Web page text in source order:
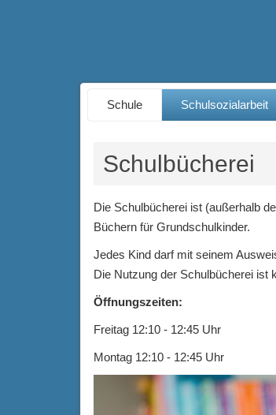
Schule Schulsozialarbeit
Schulbücherei
Die Schulbücherei ist (außerhalb
Büchern für Grundschulkinder.
Jedes Kind darf mit seinem
Die Nutzung der Schulbücherei ist
Öffnungszeiten:
Freitag 12:10 - 12:45 Uhr
Montag 12:10 - 12:45 Uhr